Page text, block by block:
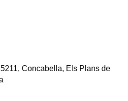
Concabella, Els Plans de